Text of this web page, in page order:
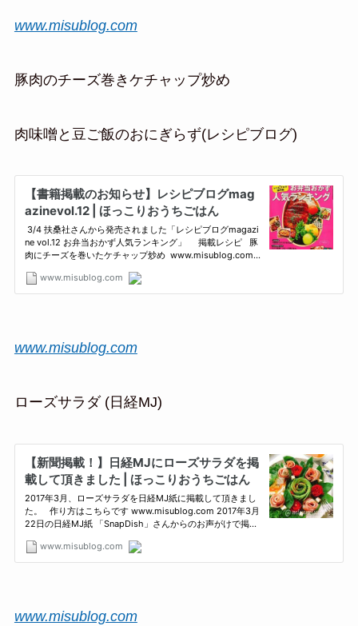
www.misublog.com
豚肉のチーズ巻きケチャップ炒め
肉味噌と豆ご飯のおにぎらず(レシピブログ)
www.misublog.com
ローズサラダ (日経MJ)
www.misublog.com